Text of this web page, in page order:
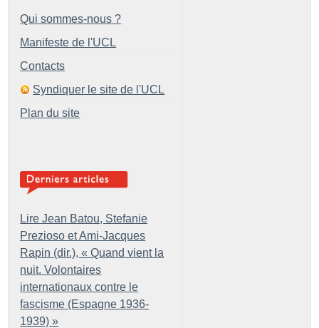
Qui sommes-nous ?
Manifeste de l'UCL
Contacts
Syndiquer le site de l'UCL
Plan du site
Lire Jean Batou, Stefanie
Prezioso et Ami-Jacques
Rapin (dir.), « Quand vient la
nuit. Volontaires
internationaux contre le
fascisme (Espagne 1936-
1939) »